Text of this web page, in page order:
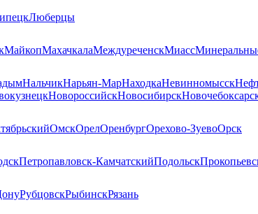
Люберцы
МайкопМахачкалаМеждуреченскМиасс
НальчикНарьян-МарНаходкаНевинномысск
НовороссийскНовосибирск
ОмскОрелОренбургОрехово-ЗуевоОрск
Петропавловск-КамчатскийПодольск
РубцовскРыбинскРязань